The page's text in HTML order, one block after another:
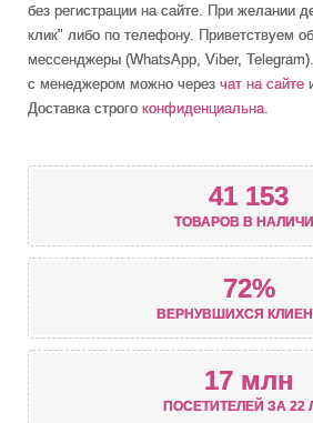
без регистрации на сайте. При желании
клик" либо по телефону. Приветствуем
мессенджеры (WhatsApp, Viber,
с менеджером можно через чат на сайте
Доставка строго конфиденциальна
41 153
ТОВАРОВ В
72%
ВЕРНУВШИХСЯ
17 млн
ПОСЕТИТЕЛЕЙ ЗА 22